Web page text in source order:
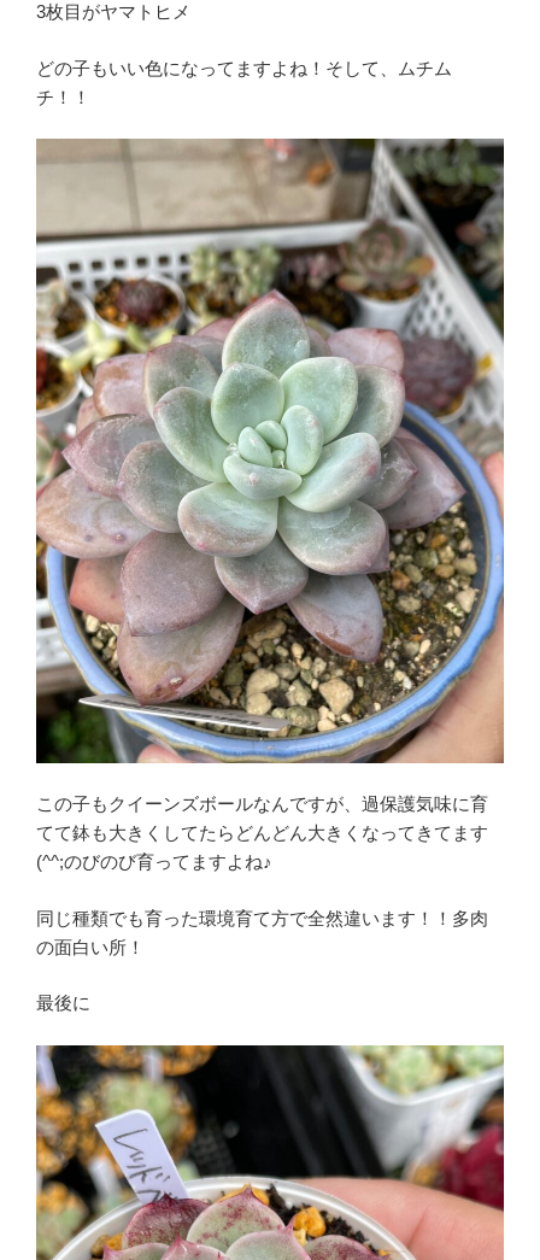
3枚目がヤマトヒメ
どの子もいい色になってますよね！そして、ムチム
チ！！
この子もクイーンズボールなんですが、過保護気味に育
てて鉢も大きくしてたらどんどん大きくなってきてます
(^^;のびのび育ってますよね♪
同じ種類でも育った環境育て方で全然違います！！多肉
の面白い所！
最後に